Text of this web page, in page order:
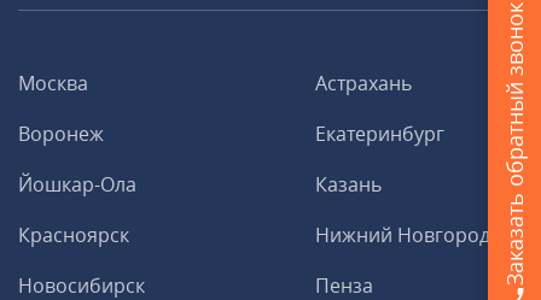
Москва
Астрахань
Воронеж
Екатеринбург
Йошкар-Ола
Казань
Красноярск
Нижний Новгород
Новосибирск
Пенза
Заказать обратный звонок